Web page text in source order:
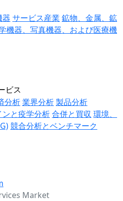
器 サービス産業 鉱物、金属、鉱
機器、写真機器、および医療機
ビス
分析業界分析製品分析
と疫学分析合併と買収 環境、
競合分析とベンチマーク
Market